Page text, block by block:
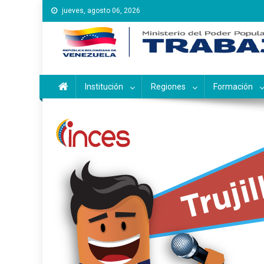
Saltar
al
contenido
jueves, agosto 06, 2026
Instituto Nacional de
Inces
Institución Regiones Formación